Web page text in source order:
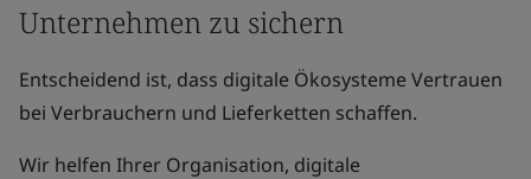
Unternehmen zu sichern
Entscheidend ist, dass digitale Ökosysteme Vertrauen
bei Verbrauchern und Lieferketten schaffen.
Wir helfen Ihrer Organisation, digitale